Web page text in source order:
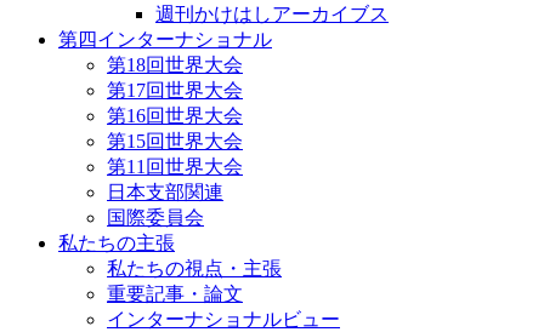
週刊かけはしアーカイブス
第四インターナショナル
第18回世界大会
第17回世界大会
第16回世界大会
第15回世界大会
第11回世界大会
日本支部関連
国際委員会
私たちの主張
私たちの視点・主張
重要記事・論文
インターナショナルビュー